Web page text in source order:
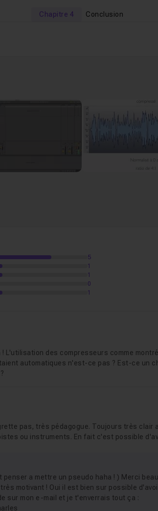
Chapitre 4 Conclusion
5
1
1
0
1
L'utilisation des compresseurs comme
automatiques n'est-ce pas ? Est-ce un
pas, très pédagogue. Toujours très clair
ou instruments. En fait c'est possible
a mettre un pseudo haha ! ) Merci
motivant ! Oui il est bien sur possible
sur mon e-mail et je t'enverrais tout ça :